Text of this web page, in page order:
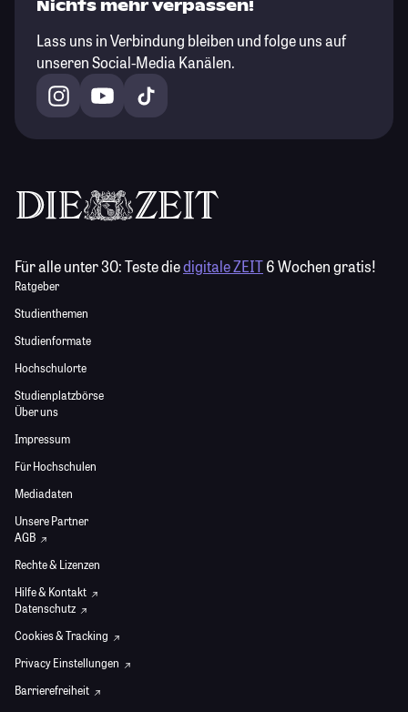
Nichts mehr verpassen!
Lass uns in Verbindung bleiben und folge uns auf
unseren Social-Media Kanälen.
Für alle unter 30:Teste diedigitale ZEIT6 Wochen gratis!
Ratgeber
Studienthemen
Studienformate
Hochschulorte
Studienplatzbörse
Über uns
Impressum
Für Hochschulen
Mediadaten
Unsere Partner
AGB
Rechte & Lizenzen
Hilfe & Kontakt
Datenschutz
Cookies & Tracking
Privacy Einstellungen
Barrierefreiheit